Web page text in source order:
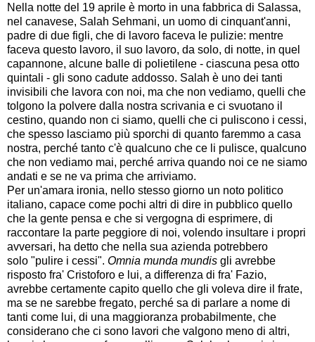
Nella notte del 19 aprile è morto in una fabbrica di Salassa,
nel canavese, Salah Sehmani, un uomo di cinquant'anni,
padre di due figli, che di lavoro faceva le pulizie: mentre
faceva questo lavoro, il suo lavoro, da solo, di notte, in quel
capannone, alcune balle di polietilene - ciascuna pesa otto
quintali - gli sono cadute addosso. Salah è uno dei tanti
invisibili che lavora con noi, ma che non vediamo, quelli che
tolgono la polvere dalla nostra scrivania e ci svuotano il
cestino, quando non ci siamo, quelli che ci puliscono i cessi,
che spesso lasciamo più sporchi di quanto faremmo a casa
nostra, perché tanto c'è qualcuno che ce li pulisce, qualcuno
che non vediamo mai, perché arriva quando noi ce ne siamo
andati e se ne va prima che arriviamo.
Per un'amara ironia, nello stesso giorno un noto politico
italiano, capace come pochi altri di dire in pubblico quello
che la gente pensa e che si vergogna di esprimere, di
raccontare la parte peggiore di noi, volendo insultare i propri
avversari, ha detto che nella sua azienda potrebbero
solo "pulire i cessi". Omnia munda mundis gli avrebbe
risposto fra' Cristoforo e lui, a differenza di fra' Fazio,
avrebbe certamente capito quello che gli voleva dire il frate,
ma se ne sarebbe fregato, perché sa di parlare a nome di
tanti come lui, di una maggioranza probabilmente, che
considerano che ci sono lavori che valgono meno di altri,